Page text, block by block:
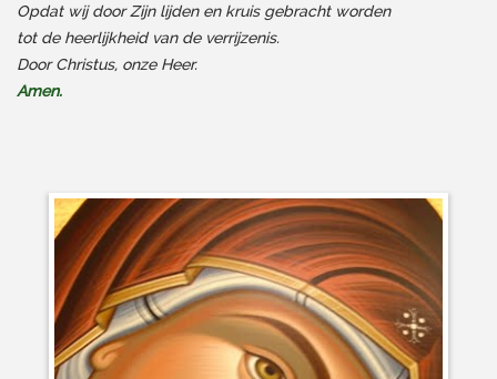
Opdat wij door Zijn lijden en kruis gebracht worden
tot de heerlijkheid van de verrijzenis.
Door Christus, onze Heer.
Amen.